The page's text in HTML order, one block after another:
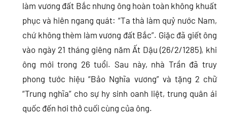
làm vương đất Bắc nhưng ông hoàn toàn không khuất
phục và hiên ngang quát: “Ta thà làm quỷ nước Nam,
chứ không thèm làm vương đất Bắc”. Giặc đã giết ông
vào ngày 21 tháng giêng năm Ất Dậu (26/2/1285), khi
ông mới trong 26 tuổi. Sau này, nhà Trần đã truy
phong tước hiệu “Bảo Nghĩa vương” và tặng 2 chữ
“Trung nghĩa” cho sự hy sinh oanh liệt, trung quân ái
quốc đến hơi thở cuối cùng của ông.